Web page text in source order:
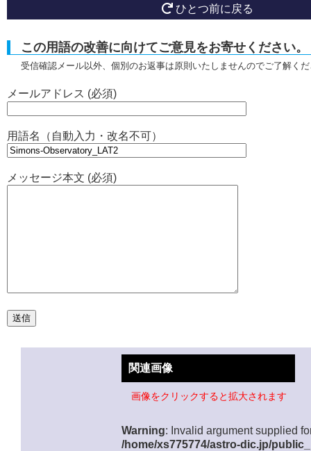
ひとつ前に戻る
この用語の改善に向けてご意見をお寄せください。
受信確認メール以外、個別のお返事は原則いたしませんのでご了解く
メールアドレス (必須)
用語名（自動入力・改名不可）
メッセージ本文 (必須)
関連画像
画像をクリックすると拡大されます
Warning: Invalid argument supplied
/home/xs775774/astro-dic.jp/